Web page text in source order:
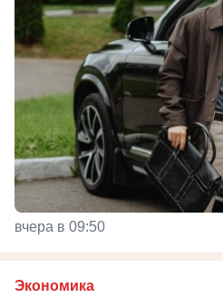
вчера в 09:50
Экономика